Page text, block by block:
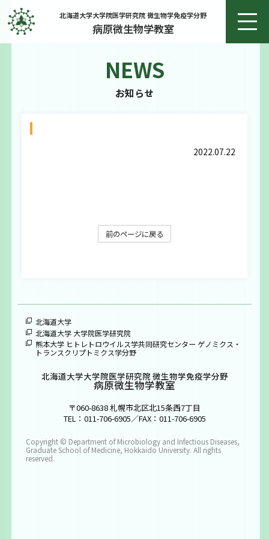
北海道大学大学院医学研究院 微生物学免疫学分野
病原微生物学教室
NEWS
お知らせ
2022.07.22
前のページに戻る
北海道大学
北海道大学 大学院医学研究院
熊本大学 ヒトレトロウイルス学共同研究センター ゲノミクス・
トランスクリプトミクス学分野
北海道大学大学院医学研究院 微生物学免疫学分野
病原微生物学教室
〒060-8638 札幌市北区北15条西7丁目
TEL：011-706-6905／FAX：011-706-6905
Copyright © Department of Microbiology and Infectious Diseases,
Graduate School of Medicine, Hokkaido University. All rights
reserved.
教授あいさつ
お問い合わせ
ENGLISH